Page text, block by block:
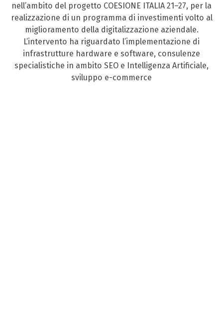
nell’ambito del progetto COESIONE ITALIA 21–27, per la
realizzazione di un programma di investimenti volto al
miglioramento della digitalizzazione aziendale.
L’intervento ha riguardato l’implementazione di
infrastrutture hardware e software, consulenze
specialistiche in ambito SEO e Intelligenza Artificiale,
sviluppo e-commerce